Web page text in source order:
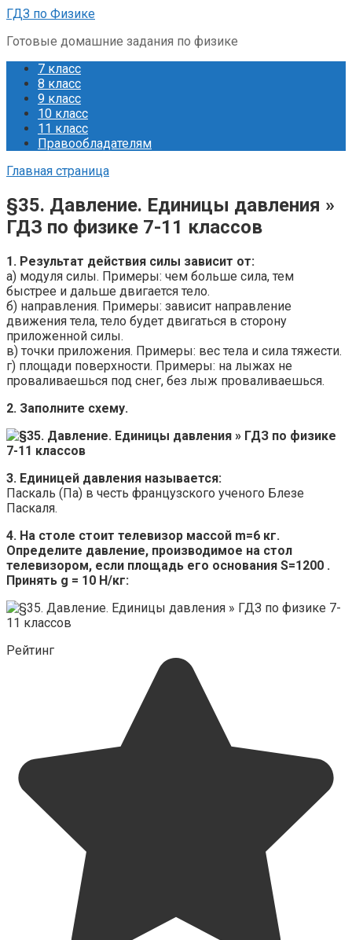
Перейти
контенту
ГДЗ по Физике
Готовые домашние задания по физике
7 класс
8 класс
9 класс
10 класс
11 класс
Правообладателям
Главная страница
§35. Давление. Единицы давления »
ГДЗ по физике 7-11 классов
1. Результат действия силы зависит от:
а) модуля силы. Примеры: чем больше сила, тем
быстрее и дальше двигается тело.
б) направления. Примеры: зависит направление
движения тела, тело будет двигаться в сторону
приложенной силы.
в) точки приложения. Примеры: вес тела и сила тяжести.
г) площади поверхности. Примеры: на лыжах не
проваливаешься под снег, без лыж проваливаешься.
2. Заполните схему.
3. Единицей давления называется:
Паскаль (Па) в честь французского ученого Блезе
Паскаля.
4. На столе стоит телевизор массой m=6 кг.
Определите давление, производимое на стол
телевизором, если площадь его основания S=1200 .
Принять g = 10 Н/кг:
Рейтинг